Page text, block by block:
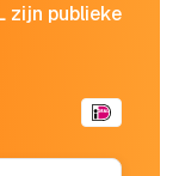
zijn publieke